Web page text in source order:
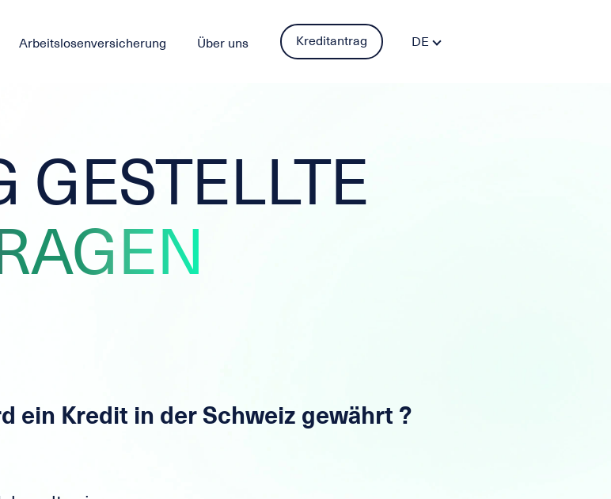
Arbeitslosenversicherung Über uns Kreditantrag
DE
GESTELLTE
ein Kredit in der Schweiz gewährt ?